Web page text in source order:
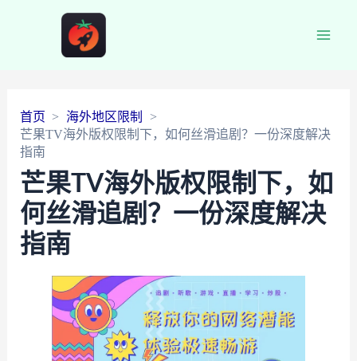
首页
海外地区限制
芒果TV海外版权限制下，如何丝滑追剧？一份深度解决
指南
芒果TV海外版权限制下，如
何丝滑追剧？一份深度解决
指南